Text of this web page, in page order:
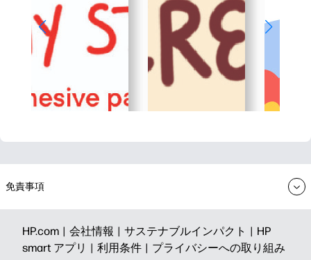
免責事項
HP.com | 会社情報 | サステナブルインパクト | HP
smart アプリ | 利用条件 | プライバシーへの取り組み